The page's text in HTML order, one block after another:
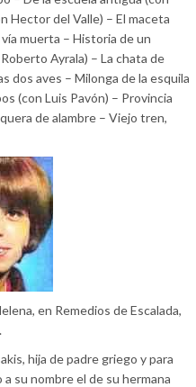
Hector del Valle) – El maceta
muerta – Historia de un
Ayrala) – La chata de
dos aves – Milonga de la esquila
(con Luis Pavón) – Provincia
de alambre – Viejo tren,
en Remedios de Escalada,
hija de padre griego y para
su nombre el de su hermana